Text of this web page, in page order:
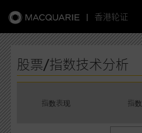
| 香港轮证
股票/指数技术分析
指数表现 指数